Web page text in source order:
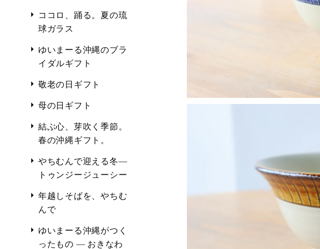
ココロ、踊る。夏の琉
球ガラス
ゆいまーる沖縄のブラ
イダルギフト
敬老の日ギフト
母の日ギフト
結ぶ心、芽吹く季節。
春の沖縄ギフト。
やちむんで迎える冬―
トゥンジージューシー
年越しそばを、やちむ
んで
ゆいまーる沖縄がつく
ったもの ― おきなわ